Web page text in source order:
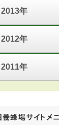
2013年
2012年
2011年